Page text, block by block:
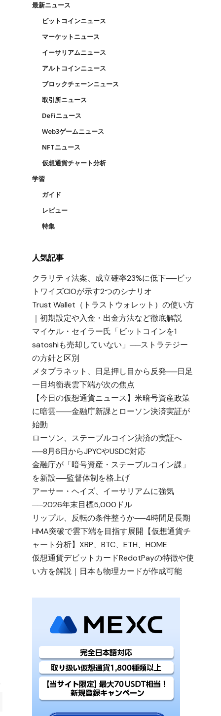
最新ニュース
ビットコインニュース
マーケットニュース
イーサリアムニュース
アルトコインニュース
ブロックチェーンニュース
取引所ニュース
DeFiニュース
Web3ゲームニュース
NFTニュース
仮想通貨チャート分析
学習
ガイド
レビュー
特集
人気記事
クラリティ法案、成立確率23%に低下──ビッ
トワイズCIOが示す2つのシナリオ
Trust Wallet（トラストウォレット）の使い方
｜初期設定や入金・出金方法など徹底解説
マイケル・セイラー氏「ビットコインを1
satoshiも売却していない」──ストラテジー
の方針と区別
メタプラネット、日足押し目から反発──日足
一目均衡表雲下端が次の焦点
【今日の仮想通貨ニュース】米暗号資産政策
に暗雲――金融庁新課とローソン決済実証が
始動
ローソン、ステーブルコイン決済の実証へ
──8月6日からJPYCやUSDC対応
金融庁が「暗号資産・ステーブルコイン課」
を新設──監督体制を格上げ
アーサー・ヘイズ、イーサリアムに強気
──2026年末目標5,000ドル
リップル、反転の条件整うか──4時間足長期
HMA突破で雲下端を目指す展開【仮想通貨チ
ャート分析】XRP、BTC、ETH、HOME
仮想通貨デビットカードRedotPayの特徴や使
い方を解説｜日本も物理カードが作成可能